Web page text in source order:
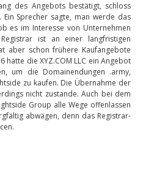
des Angebots bestätigt, schloss
Sprecher sagte, man werde das
es im Interesse von Unternehmen
ist an einer langfristigen
aber schon frühere Kaufangebote
hatte die XYZ.COM LLC ein Angebot
um die Domainendungen .army,
zu kaufen. Die Übernahme der
nicht zustande. Auch bei dem
Group alle Wege offenlassen
abwägen, denn das Registrar-